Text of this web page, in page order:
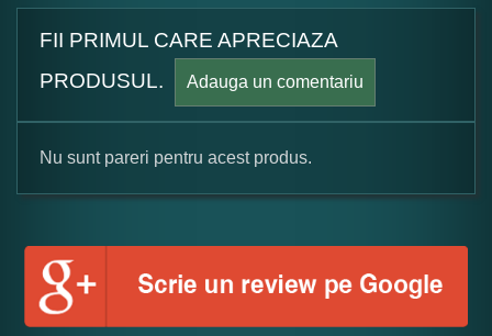
FII PRIMUL CARE APRECIAZA
PRODUSUL.
Adauga un comentariu
Formular pareri client
Numele dumneavoastra:
Nu sunt pareri pentru acest produs.